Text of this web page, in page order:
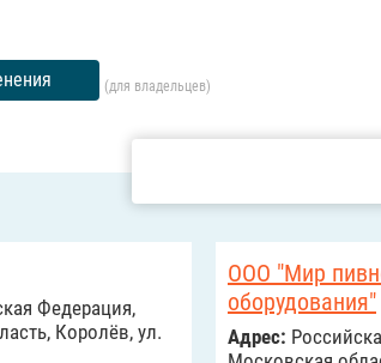
(для владельцев)
Федерация,
Королёв, ул.
ООО "Мир
оборудования"
Адрес: